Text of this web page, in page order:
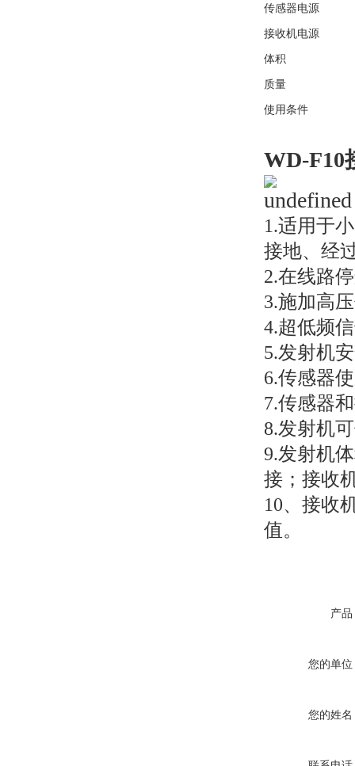
传感器电源
接收机电源
体积
质量
使用条件
WD-F10
1.适用于
接地、经
2.在线路
3.施加高
4.超低频
5.发射机
6.传感器
7.传感器
8.发射机
9.发射机
接；接收
10、接收
值。
产品
您的单位
您的姓名